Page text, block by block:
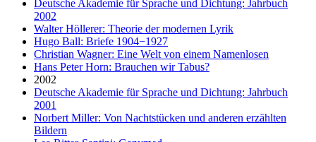
Deutsche Akademie für Sprache und Dichtung: Jahrbuch
2002
Walter Höllerer: Theorie der modernen Lyrik
Hugo Ball: Briefe 1904−1927
Christian Wagner: Eine Welt von einem Namenlosen
Hans Peter Horn: Brauchen wir Tabus?
2002
Deutsche Akademie für Sprache und Dichtung: Jahrbuch
2001
Norbert Miller: Von Nachtstücken und anderen erzählten
Bildern